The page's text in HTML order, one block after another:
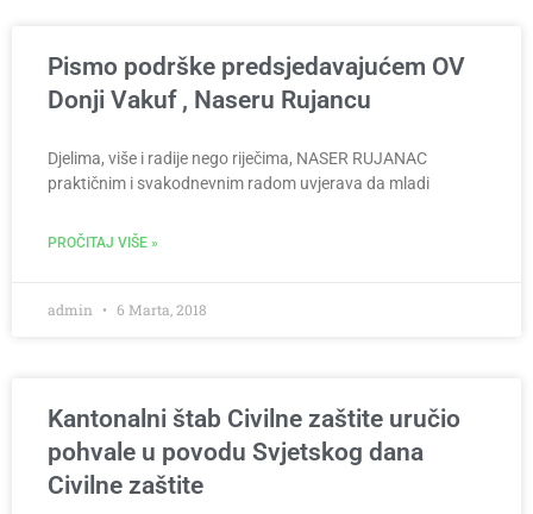
Pismo podrške predsjedavajućem OV
Donji Vakuf , Naseru Rujancu
Djelima, više i radije nego riječima, NASER RUJANAC
praktičnim i svakodnevnim radom uvjerava da mladi
PROČITAJ VIŠE »
admin 6 Marta, 2018
Kantonalni štab Civilne zaštite uručio
pohvale u povodu Svjetskog dana
Civilne zaštite